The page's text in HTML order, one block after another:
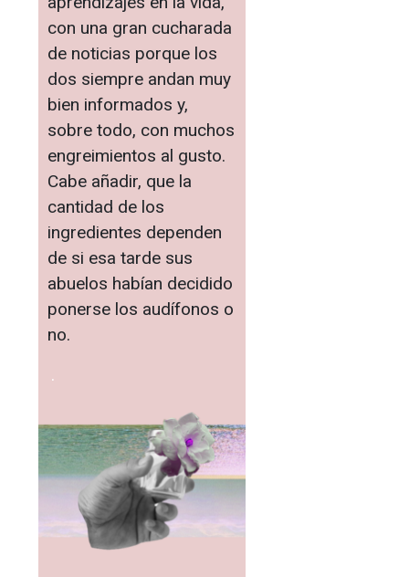
con una gran cucharada
de noticias porque los
dos siempre andan muy
bien informados y,
sobre todo, con muchos
engreimientos al gusto.
Cabe añadir, que la
cantidad de los
ingredientes dependen
de si esa tarde sus
abuelos habían decidido
ponerse los audífonos o
no.
.